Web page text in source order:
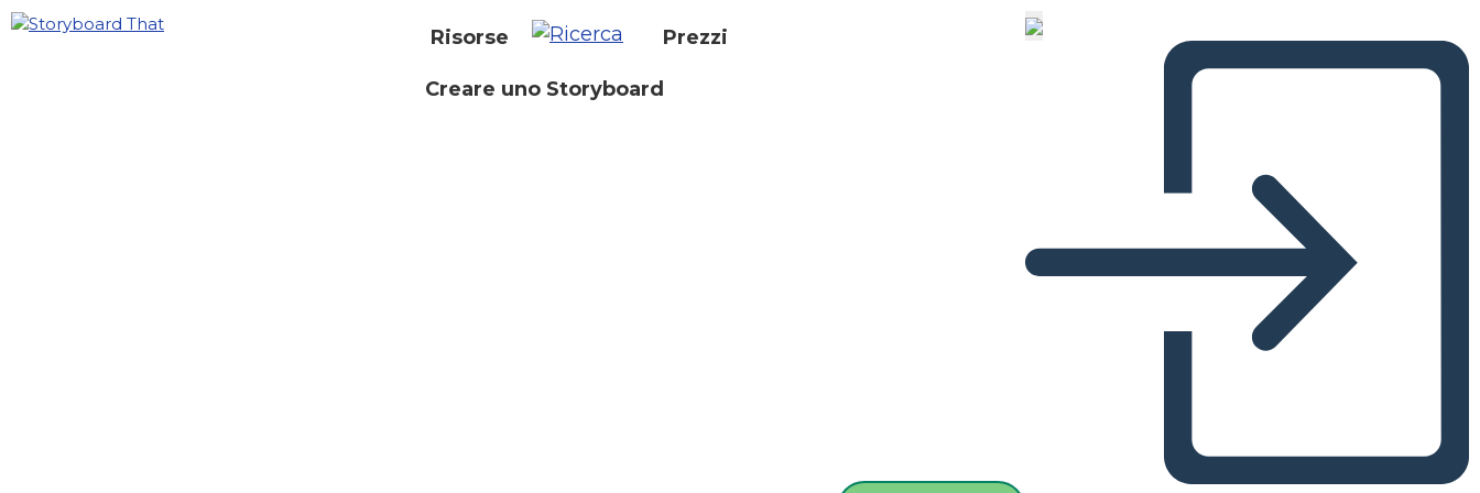
Risorse Prezzi
Creare uno Storyboard